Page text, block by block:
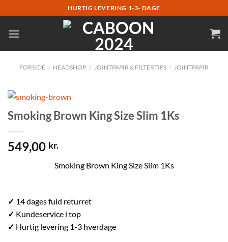
til
indhold
HURTIG LEVERING 1-3- DAGE
FORSIDE / HEADSHOP / JOINTPAPIR & FILTERTIPS / JOINTPAPIR
Smoking Brown King Size Slim 1Ks
549,00 kr.
Smoking Brown King Size Slim 1Ks
✓ 14 dages fuld returret
✓ Kundeservice i top
✓ Hurtig levering 1-3 hverdage